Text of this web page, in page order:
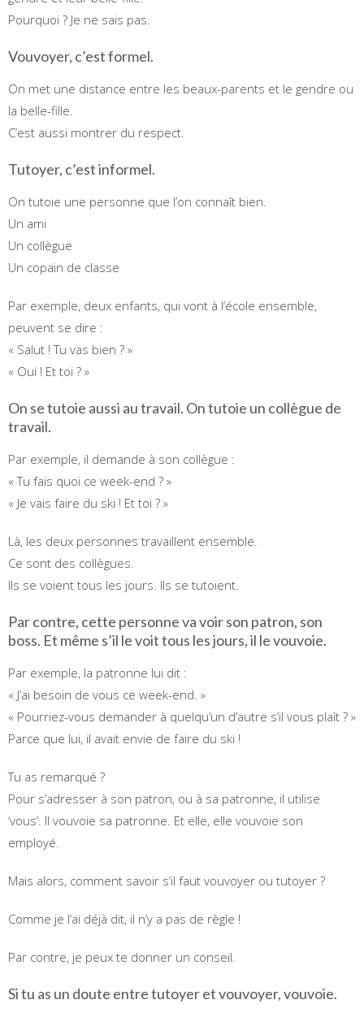
Pourquoi ? Je ne sais pas.
Vouvoyer, c’est formel.
On met une distance entre les beaux-parents et le gendre ou
la belle-fille.
C’est aussi montrer du respect.
Tutoyer, c’est informel.
On tutoie une personne que l’on connaît bien.
Un ami
Un collègue
Un copain de classe
Par exemple, deux enfants, qui vont à l’école ensemble,
peuvent se dire :
« Salut ! Tu vas bien ? »
« Oui ! Et toi ? »
On se tutoie aussi au travail. On tutoie un collègue de
travail.
Par exemple, il demande à son collègue :
« Tu fais quoi ce week-end ? »
« Je vais faire du ski ! Et toi ? »
Là, les deux personnes travaillent ensemble.
Ce sont des collègues.
Ils se voient tous les jours. Ils se tutoient.
Par contre, cette personne va voir son patron, son
boss. Et même s’il le voit tous les jours, il le vouvoie.
Par exemple, la patronne lui dit :
« J’ai besoin de vous ce week-end. »
« Pourriez-vous demander à quelqu’un d’autre s’il vous plaît ? »
Parce que lui, il avait envie de faire du ski !
Tu as remarqué ?
Pour s’adresser à son patron, ou à sa patronne, il utilise
‘vous’. Il vouvoie sa patronne. Et elle, elle vouvoie son
employé.
Mais alors, comment savoir s’il faut vouvoyer ou tutoyer ?
Comme je l’ai déjà dit, il n’y a pas de règle !
Par contre, je peux te donner un conseil.
Si tu as un doute entre tutoyer et vouvoyer, vouvoie.